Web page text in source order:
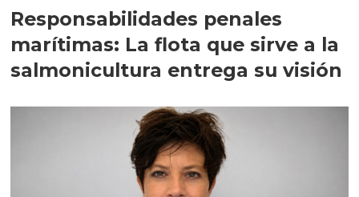
Responsabilidades penales
marítimas: La flota que sirve a la
salmonicultura entrega su visión